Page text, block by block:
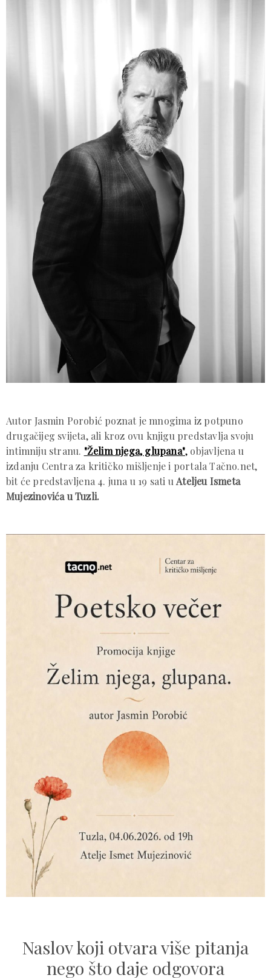
Autor Jasmin Porobić poznat je mnogima iz potpuno
drugačijeg svijeta, ali kroz ovu knjigu predstavlja svoju
intimniju stranu. "Želim njega, glupana", objavljena u
izdanju Centra za kritičko mišljenje i portala Tačno.net,
bit će predstavljena 4. juna u 19 sati uAteljeu Ismeta
Mujezinovića u Tuzli.
Naslov koji otvara više pitanja
nego što daje odgovora